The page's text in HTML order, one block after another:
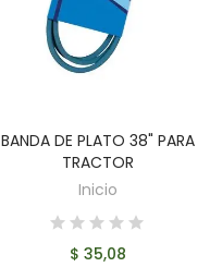
AÑADIR AL CARRITO
BANDA DE PLATO 38" PARA
TRACTOR
Inicio
$ 35,08